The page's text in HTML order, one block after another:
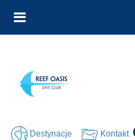
Destynacje Kontakt